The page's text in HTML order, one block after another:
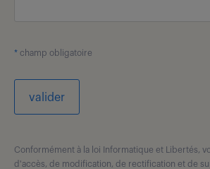
* champ obligatoire
valider
Conformément à la loi Informatique et Libertés,
d'accès, de modification, de rectification et de